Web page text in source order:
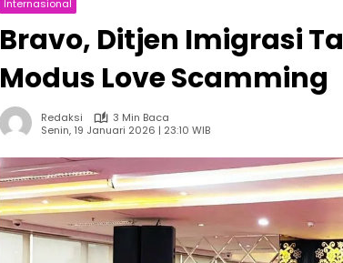
Internasional
Bravo, Ditjen Imigrasi
Modus Love Scamming
Redaksi
3 Min Baca
Senin, 19 Januari 2026 | 23:10 WIB